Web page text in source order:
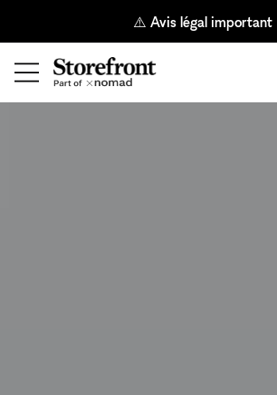
⚠️ Avis légal important